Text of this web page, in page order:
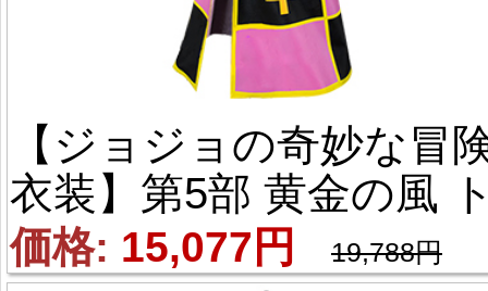
【ジョジョの奇妙な冒
衣装】第5部 黄金の風
リッシュ・ウナ ジョル
価格: 15,077円 19,788円